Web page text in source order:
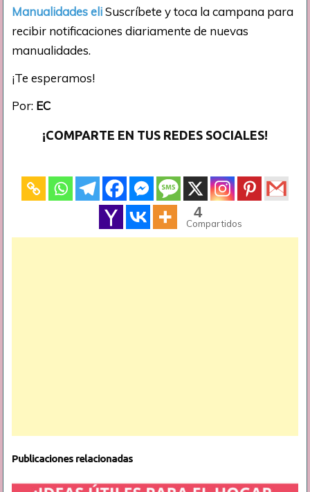
Manualidades eliSuscríbete y toca la campana para
recibir notificaciones diariamente de nuevas
manualidades.
¡Te esperamos!
Por: EC
¡COMPARTE EN TUS REDES SOCIALES!
4
Compartidos
Publicaciones relacionadas